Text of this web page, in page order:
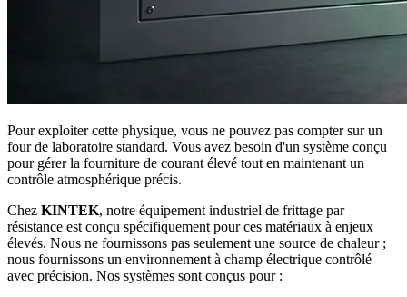
Pour exploiter cette physique, vous ne pouvez pas compter sur un
four de laboratoire standard. Vous avez besoin d'un système conçu
pour gérer la fourniture de courant élevé tout en maintenant un
contrôle atmosphérique précis.
Chez KINTEK, notre équipement industriel de frittage par
résistance est conçu spécifiquement pour ces matériaux à enjeux
élevés. Nous ne fournissons pas seulement une source de chaleur ;
nous fournissons un environnement à champ électrique contrôlé
avec précision. Nos systèmes sont conçus pour :